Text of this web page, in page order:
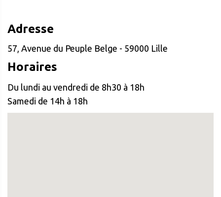
Adresse
57, Avenue du Peuple Belge - 59000 Lille
Horaires
Du lundi au vendredi de 8h30 à 18h
Samedi de 14h à 18h